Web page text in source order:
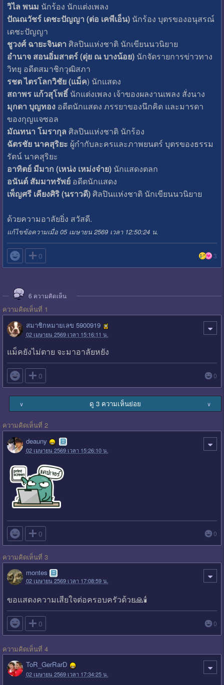
วิไล พนม นักร้อง นักแต่งเพลง
ปัณณวัชร์ เดชะปัญญา (ต่อ เคพีเอ็น)นักร้อง บุตรของอนุสรณ์
เดชะปัญญา
ชูวงศ์ ฉายะจินดา ศิลปินแห่งชาติ นักเขียนนวนิยาย
อำนาจ สอนอิ่มสาตร์ (ดุ่ย ณ บางน้อย)นักจัดรายการข่าวทาง
วิทยุ อดีตสมาชิกวุฒิสภา
รชต ไตรโลกวิชัย (แม็ค) นักแสดง
สถาพร แก้วสุโพธิ์นักแต่งเพลง เจ้าของผลงานเพลง สั่งนาง
มุกดา บุญทองอดีตนักแสดง ภรรยาของนึกคิด และมารดา
ของกุญแจซอล
มัณทนา โมรากุล ศิลปินแห่งชาติ นักร้อง
ฉัตรชัย นาคสุริยะ ผู้กำกับละครและภาพยนตร์ บุตรของธรรม
รัตน์ นาคสุริยะ
อาทิตย์ มีมาก (เหน่ง เหม่งจ๋าย)นักแสดงตลก
อนันต์ สัมมาทรัพย์อดีตนักแสดง
เพ็ญศรี เคียงศิริ (นราวดี)ศิลปินแห่งชาติ นักเขียนนวนิยาย
ด้วยความอาลัยยิ่ง สวัสดี.
แก้ไขข้อความเมื่อ 05 เมษายน 2569 เวลา 12:50:24 น.
 0 3
6 ความคิดเห็น
ความคิดเห็นที่ 1
สมาชิกหมายเลข 5900919
02 เมษายน 2569 เวลา 15:16:11 น.
แม็คยังไม่ตาย จะมาอาลัยหยัง
 0 0
∨ ดู 3 ความเห็นย่อย ∨
ความคิดเห็นที่ 2
deauny
02 เมษายน 2569 เวลา 15:26:10 น.
 0 0
ความคิดเห็นที่ 3
montes
02 เมษายน 2569 เวลา 17:08:59 น.
ขอแสดงความเสียใจต่อครอบครัวด้วย🙏🕯
 0 0
ความคิดเห็นที่ 4
ToR_GerRarD
02 เมษายน 2569 เวลา 17:34:25 น.